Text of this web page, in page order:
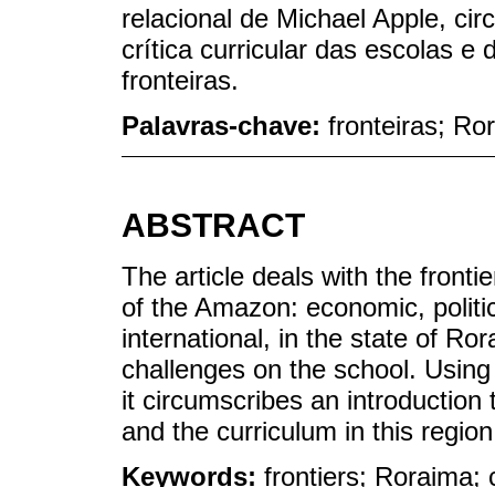
relacional de Michael Apple,
crítica curricular das escolas e
fronteiras.
Palavras-chave: fronteiras;
ABSTRACT
The article deals with the
of the Amazon: economic,
international, in the state of
challenges on the school.
it circumscribes an
and the curriculum in this
Keywords: frontiers; Roraima;